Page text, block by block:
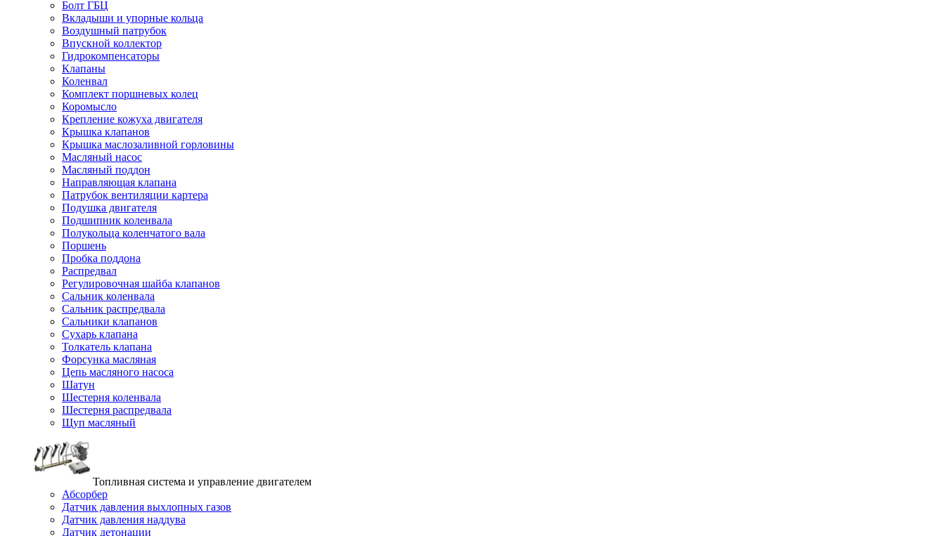
Болт ГБЦ
Вкладыши и упорные кольца
Воздушный патрубок
Впускной коллектор
Гидрокомпенсаторы
Клапаны
Коленвал
Комплект поршневых колец
Коромысло
Крепление кожуха двигателя
Крышка клапанов
Крышка маслозаливной горловины
Масляный насос
Масляный поддон
Направляющая клапана
Патрубок вентиляции картера
Подушка двигателя
Подшипник коленвала
Полукольца коленчатого вала
Поршень
Пробка поддона
Распредвал
Регулировочная шайба клапанов
Сальник коленвала
Сальник распредвала
Сальники клапанов
Сухарь клапана
Толкатель клапана
Форсунка масляная
Цепь масляного насоса
Шатун
Шестерня коленвала
Шестерня распредвала
Щуп масляный
Топливная система и управление двигателем
Абсорбер
Датчик давления выхлопных газов
Датчик давления наддува
Датчик детонации